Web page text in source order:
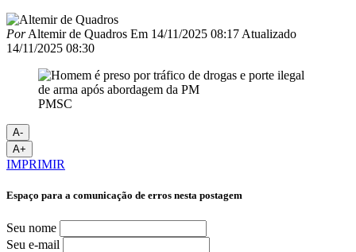
PorAltemir de Quadros Em 14/11/2025 08:17 Atualizado
14/11/2025 08:30
PMSC
A-
A+
IMPRIMIR
Espaço para a comunicação de erros nesta postagem
Seu nome
Seu e-mail